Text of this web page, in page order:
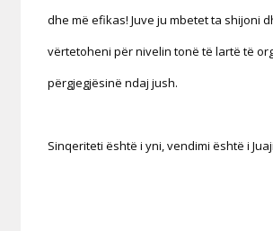
dhe më efikas! Juve ju mbetet ta shijoni
vërtetoheni për nivelin tonë të lartë të
përgjegjësinë ndaj jush.
Sinqeriteti është i yni, vendimi është i